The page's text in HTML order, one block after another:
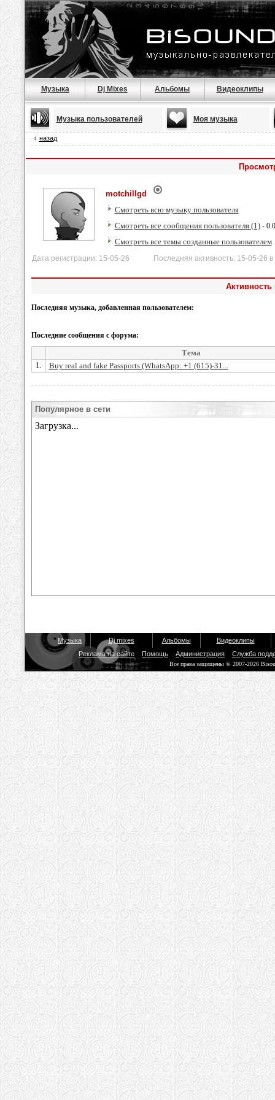
Музыка Dj Mixes Альбомы Видеоклипы
Музыка пользователей Моя музыка
назад
motchillgd
Смотреть всю музыку пользователя
Смотреть все сообщения пользователя (1)-
Смотреть все темы созданные пользователем
Дата регистрации: 15-05-26 Последняя активность: 15-05-26 в
Последняя музыка, добавленная пользователем:
Последние сообщения с форума:
Тема
1. Buy real and fake Passports (WhatsApp: +1 (615)-31...
Популярное в сети
Музыка Dj mixes Альбомы
Видеоклипы
Реклама на сайте
Помощь Администрация Служба
Все права защищены © 2007-2026